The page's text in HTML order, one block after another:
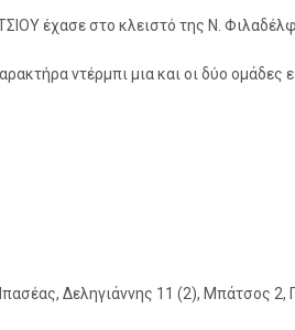
έχασε στο κλειστό της Ν.
ντέρμπι μια και οι δύο ομάδες
Δεληγιάννης 11 (2), Μπάτσος 2,